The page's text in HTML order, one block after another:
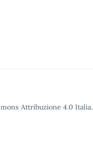
Attribuzione 4.0 Italia.